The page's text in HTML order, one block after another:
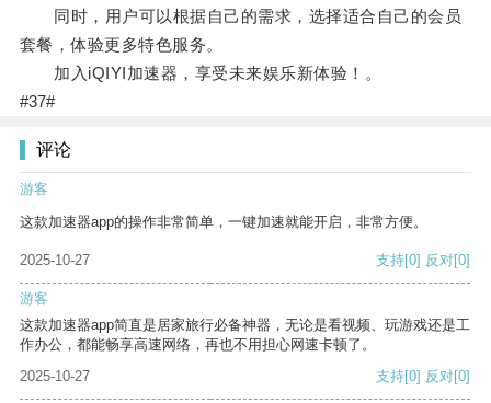
同时，用户可以根据自己的需求，选择适合自己的会员
套餐，体验更多特色服务。
加入iQIYI加速器，享受未来娱乐新体验！。
#37#
评论
游客
这款加速器app的操作非常简单，一键加速就能开启，非常方便。
2025-10-27 支持[0] 反对[0]
游客
这款加速器app简直是居家旅行必备神器，无论是看视频、玩游戏还是工
作办公，都能畅享高速网络，再也不用担心网速卡顿了。
2025-10-27
支持[0] 反对[0]